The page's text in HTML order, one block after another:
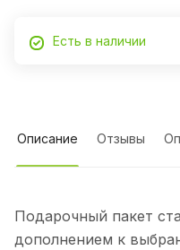
Есть в наличии
Описание Отзывы
Подарочный пакет
дополнением к